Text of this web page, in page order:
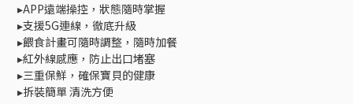
▸APP遠端操控，狀態隨時掌握
▸支援5G連線，徹底升級
▸餵食計畫可隨時調整，隨時加餐
▸紅外線感應，防止出口堵塞
▸三重保鮮，確保寶貝的健康
▸拆裝簡單 清洗方便